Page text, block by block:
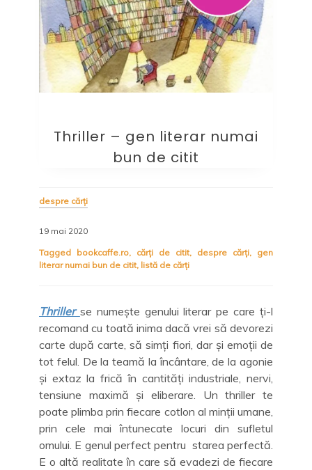
Thriller – gen literar numai
bun de citit
despre cărți
19 mai 2020
Tagged bookcaffe.ro, cărți de citit, despre cărți, gen
literar numai bun de citit, listă de cărți
Thriller se numește genului literar pe care ți-l
recomand cu toată inima dacă vrei să devorezi
carte după carte, să simți fiori, dar și emoții de
tot felul. De la teamă la încântare, de la agonie
și extaz la frică în cantități industriale, nervi,
tensiune maximă și eliberare. Un thriller te
poate plimba prin fiecare cotlon al minții umane,
prin cele mai întunecate locuri din sufletul
omului. E genul perfect pentru starea perfectă.
E o altă realitate în care să evadezi de fiecare